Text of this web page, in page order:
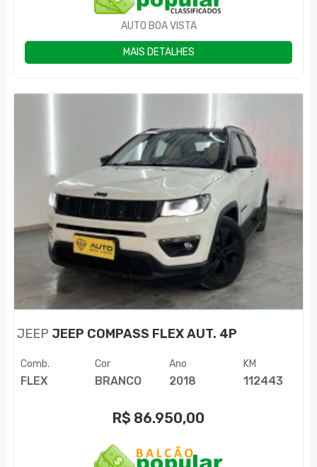
AUTO BOA VISTA
MAIS DETALHES
JEEP JEEP COMPASS FLEX AUT. 4P
Comb.
FLEX
Cor
BRANCO
Ano
2018
KM
112443
R$ 86.950,00